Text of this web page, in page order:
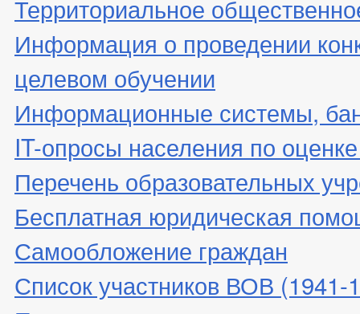
Территориальное
Информация о проведении
целевом обучении
Информационные системы,
IT-опросы населения по
Перечень образовательных
Бесплатная юридическая
Самообложение граждан
Список участников ВОВ (1941-